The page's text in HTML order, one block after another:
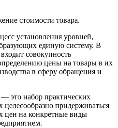
стоимости товара.
установления уровней,
единую систему. В
совокупность
цены на товары в их
в сферу обращения и
это набор практических
придерживаться
цен на конкретные виды